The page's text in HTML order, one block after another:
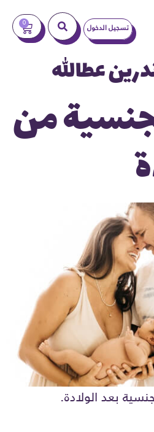
تسجيل الدخول 0
عطاالله
من
بعد الولادة.